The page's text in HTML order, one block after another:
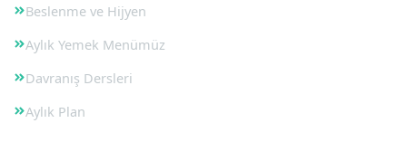
Beslenme ve Hijyen
Aylık Yemek Menümüz
Davranış Dersleri
Aylık Plan